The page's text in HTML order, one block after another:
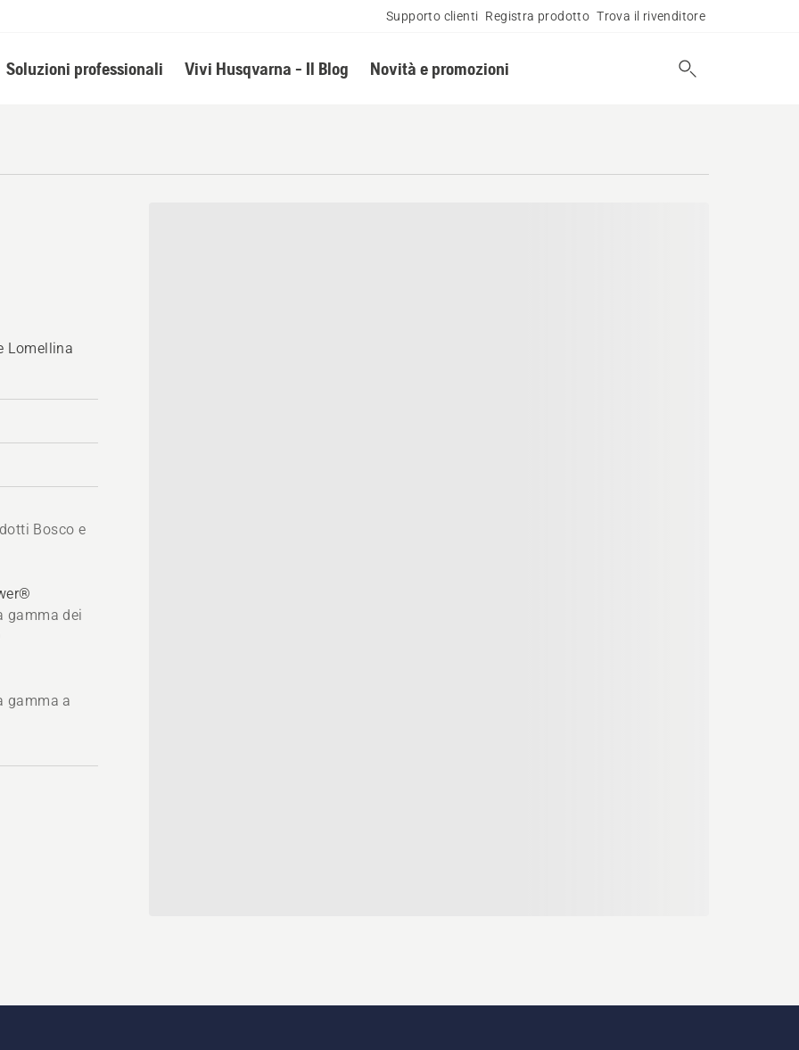
Supporto clienti Registra prodotto Trova il rivenditore
Soluzioni professionali Vivi Husqvarna - Il Blog Novità e promozioni
Lomellina
Bosco e
gamma dei
gamma a